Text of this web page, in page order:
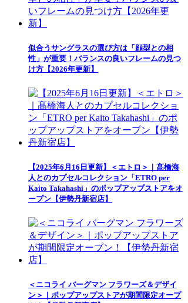
似合うサングラスの選び方は「顔型との相
性」が重要！バランスの良いフレームの見つ
け方【2026年更新】
【2025年6月16日更新】＜エトロ＞｜髙橋海
人とのカプセルコレクション「ETRO per
Kaito Takahashi」のポップアップストアをオ
ープン【伊勢丹新宿店】
＜ニコライ バーグマン フラワーズ＆デザイ
ン＞｜ポップアップストアが期間限定オープ